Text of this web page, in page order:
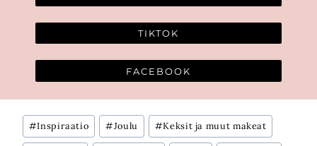
TIKTOK
FACEBOOK
Avainsanat:
#Inspiraatio #Joulu #Keksit ja muut makeat